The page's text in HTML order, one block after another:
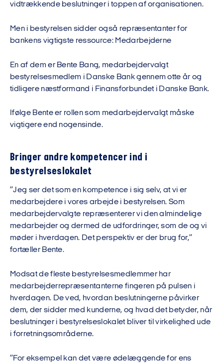
vidtrækkende beslutninger i toppen af organisationen.
Men i bestyrelsen sidder også repræsentanter for
bankens vigtigste ressource: Medarbejderne
En af dem er Bente Bang, medarbejdervalgt
bestyrelsesmedlem i Danske Bank gennem otte år og
tidligere næstformand i Finansforbundet i Danske Bank.
Ifølge Bente er rollen som medarbejdervalgt måske
vigtigere end nogensinde.
Bringer andre kompetencer ind i
bestyrelseslokalet
”Jeg ser det som en kompetence i sig selv, at vi er
medarbejdere i vores arbejde i bestyrelsen. Som
medarbejdervalgte repræsenterer vi den almindelige
medarbejder og dermed de udfordringer, som de og vi
møder i hverdagen. Det perspektiv er der brug for,”
fortæller Bente.
Modsat de fleste bestyrelsesmedlemmer har
medarbejderrepræsentanterne fingeren på pulsen i
hverdagen. De ved, hvordan beslutningerne påvirker
dem, der sidder med kunderne, og hvad det betyder, når
beslutninger i bestyrelseslokalet bliver til virkelighed ude
i forretningsområderne.
”For eksempel kan det være ødelæggende for ens